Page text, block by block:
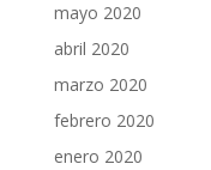
mayo 2020
abril 2020
marzo 2020
febrero 2020
enero 2020